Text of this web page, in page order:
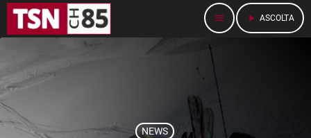
menu play_arrow ASCOLTA
NEWS